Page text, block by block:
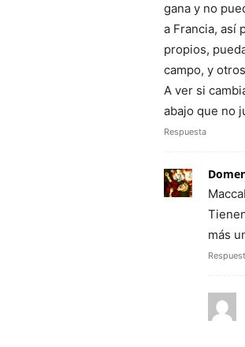
gana y no
a Francia, así
propios,
campo, y
A ver si
abajo que no
Respuesta
más